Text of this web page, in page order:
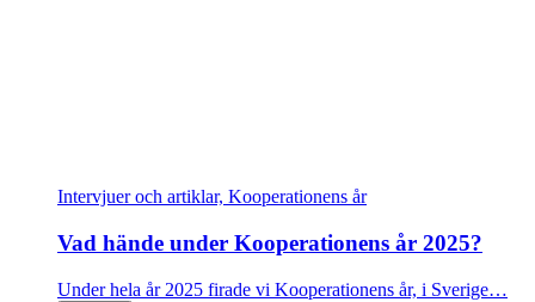
Intervjuer och artiklar, Kooperationens år
Vad hände under Kooperationens år 2025?
Under hela år 2025 firade vi Kooperationens år, i Sverige…